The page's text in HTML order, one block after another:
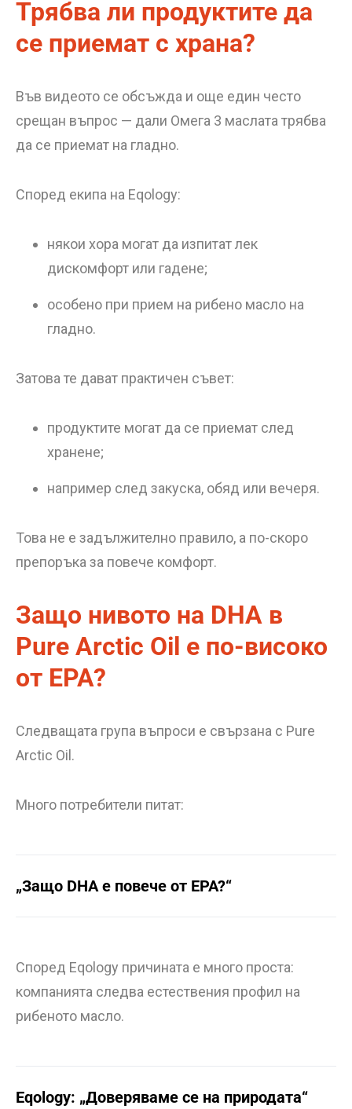
Трябва ли продуктите да
се приемат с храна?
Във видеото се обсъжда и още един често
срещан въпрос — дали Омега 3 маслата трябва
да се приемат на гладно.
Според екипа на Eqology:
някои хора могат да изпитат лек
дискомфорт или гадене;
особено при прием на рибено масло на
гладно.
Затова те дават практичен съвет:
продуктите могат да се приемат след
хранене;
например след закуска, обяд или вечеря.
Това не е задължително правило, а по-скоро
препоръка за повече комфорт.
Защо нивото на DHA в
Pure Arctic Oil е по-високо
от EPA?
Следващата група въпроси е свързана с Pure
Arctic Oil.
Много потребители питат:
„Защо DHA е повече от EPA?“
Според Eqology причината е много проста:
компанията следва естествения профил на
рибеното масло.
Eqology: „Доверяваме се на природата“